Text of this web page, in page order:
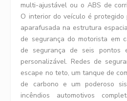
multi-ajustável ou o ABS de
O interior do veículo é
aparafusada na estrutura
de segurança do motorista em
de segurança de seis pontos
personalizável. Redes de
escape no teto, um tanque de
de carbono e um poderoso
incêndios automotivos